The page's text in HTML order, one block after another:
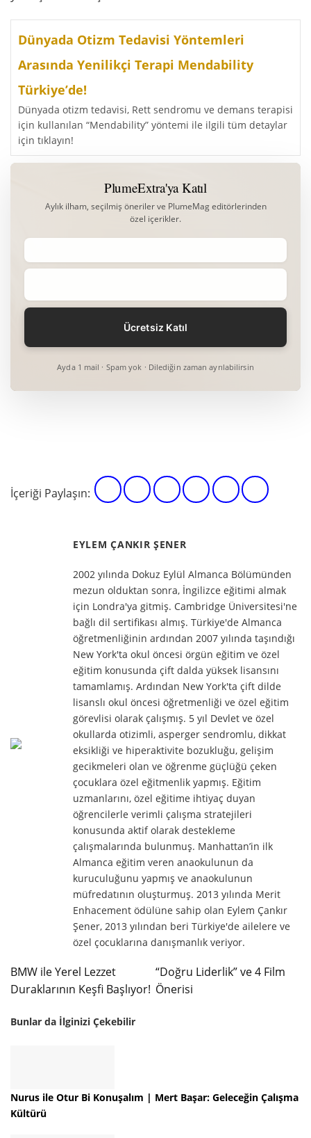
Dünyada Otizm Tedavisi Yöntemleri
Arasında Yenilikçi Terapi Mendability
Türkiye’de!
Dünyada otizm tedavisi, Rett sendromu ve demans terapisi
için kullanılan “Mendability” yöntemi ile ilgili tüm detaylar
için tıklayın!
PlumeExtra'ya Katıl
Aylık ilham, seçilmiş öneriler ve PlumeMag editörlerinden
özel içerikler.
Ayda 1 mail · Spam yok · Dilediğin zaman ayrılabilirsin
İçeriği Paylaşın:
EYLEM ÇANKIR ŞENER
2002 yılında Dokuz Eylül Almanca Bölümünden
mezun olduktan sonra, İngilizce eğitimi almak
için Londra'ya gitmiş. Cambridge Üniversitesi'ne
bağlı dil sertifikası almış. Türkiye'de Almanca
öğretmenliğinin ardından 2007 yılında taşındığı
New York'ta okul öncesi örgün eğitim ve özel
eğitim konusunda çift dalda yüksek lisansını
tamamlamış. Ardından New York'ta çift dilde
lisanslı okul öncesi öğretmenliği ve özel eğitim
görevlisi olarak çalışmış. 5 yıl Devlet ve özel
okullarda otizimli, asperger sendromlu, dikkat
eksikliği ve hiperaktivite bozukluğu, gelişim
gecikmeleri olan ve öğrenme güçlüğü çeken
çocuklara özel eğitmenlik yapmış. Eğitim
uzmanlarını, özel eğitime ihtiyaç duyan
öğrencilerle verimli çalışma stratejileri
konusunda aktif olarak destekleme
çalışmalarında bulunmuş. Manhattan’in ilk
Almanca eğitim veren anaokulunun da
kuruculuğunu yapmış ve anaokulunun
müfredatının oluşturmuş. 2013 yılında Merit
Enhacement ödülüne sahip olan Eylem Çankır
Şener, 2013 yılından beri Türkiye'de ailelere ve
özel çocuklarına danışmanlık veriyor.
BMW ile Yerel Lezzet
Duraklarının Keşfi Başlıyor!
“Doğru Liderlik” ve 4 Film
Önerisi
Bunlar da İlginizi Çekebilir
Nurus ile Otur Bi Konuşalım | Mert Başar: Geleceğin Çalışma
Kültürü